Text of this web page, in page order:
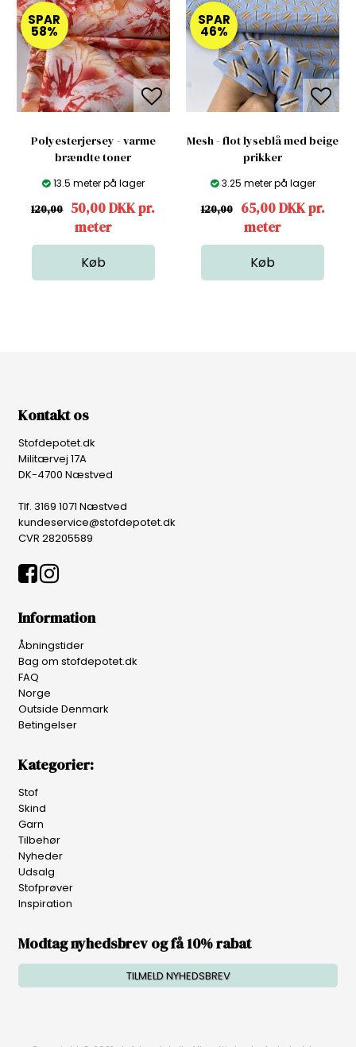
SPAR
58%
Polyesterjersey - varme
brændte toner
13.5 meter på lager
120,00
50,00 DKK pr.
meter
SPAR
46%
Mesh - flot lyseblå med beige
prikker
3.25 meter på lager
120,00
65,00 DKK pr.
meter
Kontakt os
Stofdepotet.dk
Militærvej 17A
DK-4700 Næstved
Tlf. 3169 1071 Næstved
kundeservice@stofdepotet.dk
CVR 28205589
Information
Åbningstider
Bag om stofdepotet.dk
FAQ
Norge
Outside Denmark
Betingelser
Kategorier:
Stof
Skind
Garn
Tilbehør
Nyheder
Udsalg
Stofprøver
Inspiration
Modtag nyhedsbrev og få 10% rabat
TILMELD NYHEDSBREV